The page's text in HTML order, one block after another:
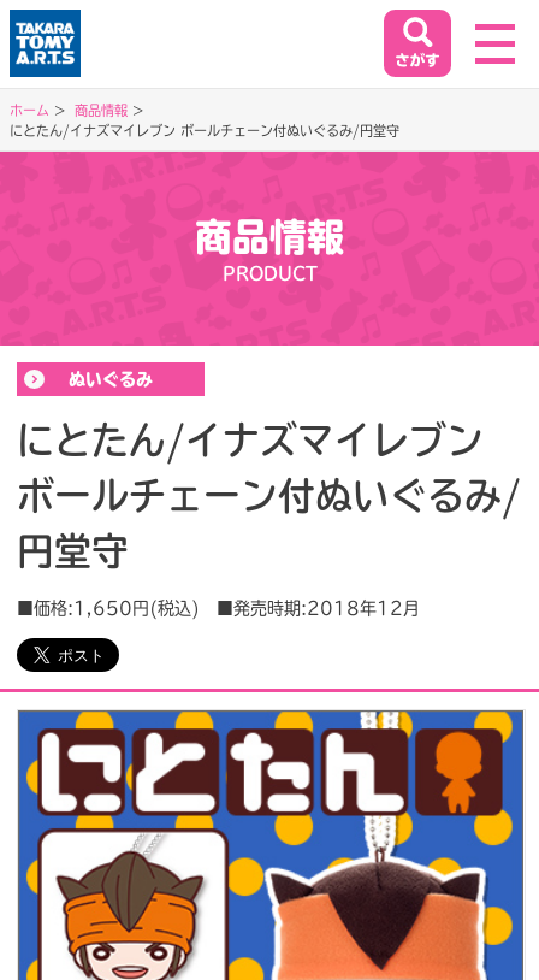
ホーム
イベント&キャンペーン
EVENT&CAMPAIGN
お客様相談室
SUPPORT
会社情報 採用情報
ビジネスのお客様
閉じる
閉じる
ホーム
商品情報
にとたん/イナズマイレブン ボールチェーン付ぬいぐるみ/円堂守
商品情報
PRODUCT
ぬいぐるみ
にとたん/イナズマイレブン
ボールチェーン付ぬいぐるみ/
円堂守
■価格:1,650円(税込) ■発売時期:2018年12月